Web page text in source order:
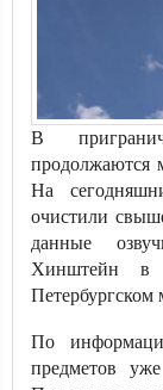
В
продолжаются
На
очистили
данные
Хинштейн в
По
предметов